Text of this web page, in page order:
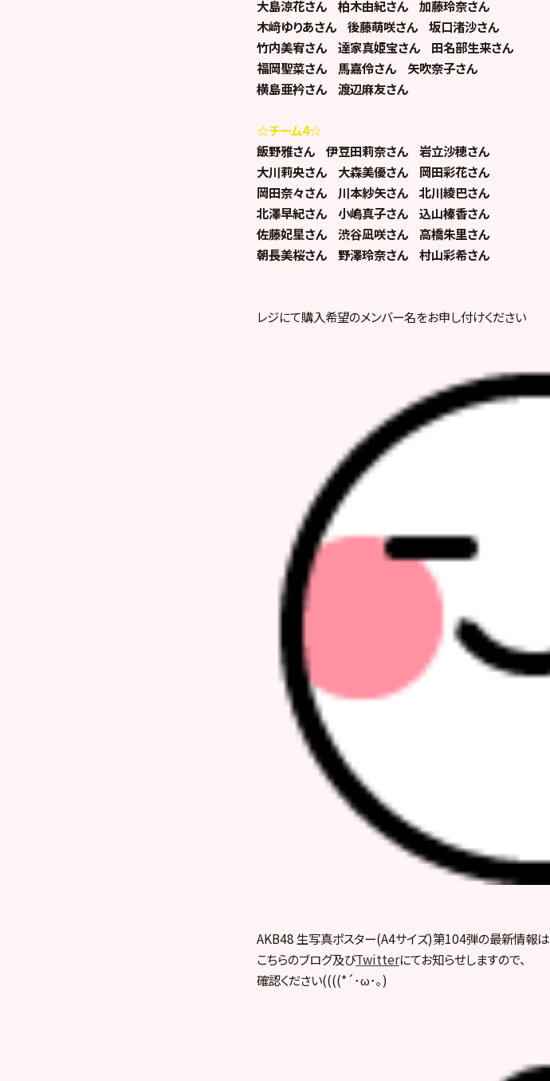
大島涼花さん 柏木由紀さん 加藤玲奈さん
木﨑ゆりあさん 後藤萌咲さん 坂口渚沙さん
竹内美宥さん 達家真姫宝さん 田名部生来さん
福岡聖菜さん 馬嘉伶さん 矢吹奈子さん
横島亜衿さん 渡辺麻友さん
☆チーム4☆
飯野雅さん 伊豆田莉奈さん 岩立沙穂さん
大川莉央さん 大森美優さん 岡田彩花さん
岡田奈々さん 川本紗矢さん 北川綾巴さん
北澤早紀さん 小嶋真子さん 込山榛香さん
佐藤妃星さん 渋谷凪咲さん 高橋朱里さん
朝長美桜さん 野澤玲奈さん 村山彩希さん
レジにて購入希望のメンバー名をお申し付けください
AKB48 生写真ポスター(A4サイズ)第104弾の最新情報は
こちらのブログ及びTwitterにてお知らせしますので、
確認ください((((*´･ω･｡)